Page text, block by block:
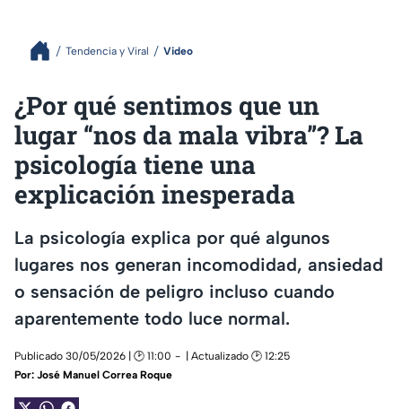
Tendencia y Viral Video
¿Por qué sentimos que un
lugar “nos da mala vibra”? La
psicología tiene una
explicación inesperada
La psicología explica por qué algunos
lugares nos generan incomodidad, ansiedad
o sensación de peligro incluso cuando
aparentemente todo luce normal.
Publicado 30/05/2026 | 🕑 11:00
| Actualizado 🕑 12:25
Por: José Manuel Correa Roque